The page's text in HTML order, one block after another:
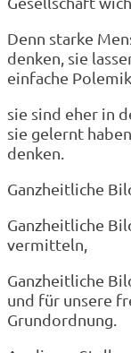
Denn starke
denken, sie
einfache
sie sind eher in
sie gelernt
denken.
Ganzheitliche
Ganzheitliche
vermitteln,
Ganzheitliche
und für unsere
Grundordnung.